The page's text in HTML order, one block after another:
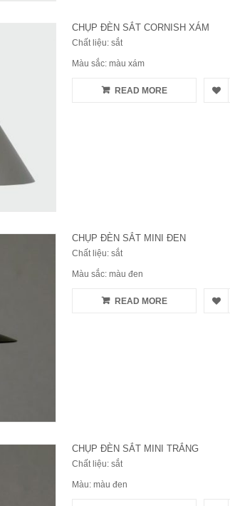
CHỤP ĐÈN SẮT CORNISH XÁM
Chất liệu: sắt
Màu sắc: màu xám
READ MORE
CHỤP ĐÈN SẮT MINI ĐEN
Chất liệu: sắt
Màu sắc: màu đen
READ MORE
CHỤP ĐÈN SẮT MINI TRẮNG
Chất liệu: sắt
Màu: màu đen